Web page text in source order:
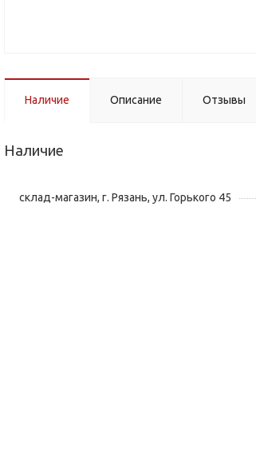
Наличие Описание Отзывы
Наличие
склад-магазин, г. Рязань, ул. Горького 45